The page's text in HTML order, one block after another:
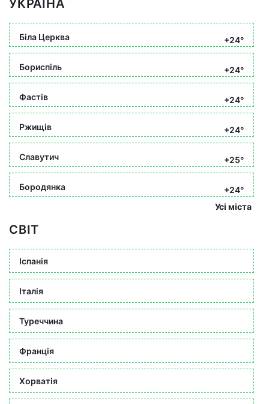
УКРАЇНА
Біла Церква +24°
Бориспіль +24°
Фастів +24°
Ржищів +24°
Славутич +25°
Бородянка
+24°
Усі міста
СВІТ
Іспанія
Італія
Туреччина
Франція
Хорватія